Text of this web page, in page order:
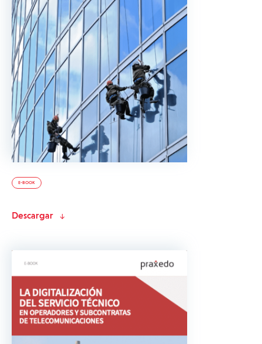
E-BOOK
Descargar